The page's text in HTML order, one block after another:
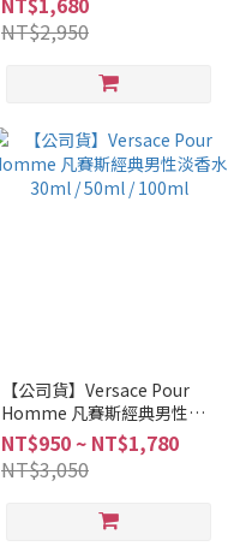
NT$2,950
【公司貨】Versace Pour
Homme 凡賽斯經典男性淡
香水 30ml / 50ml / 100ml
NT$950 ~ NT$1,780
NT$3,050